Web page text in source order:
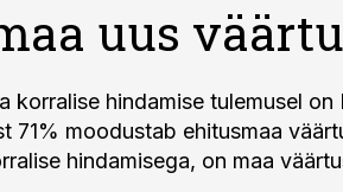
uus
hindamise tulemusel on
71% moodustab ehitusmaa
hindamisega, on maa